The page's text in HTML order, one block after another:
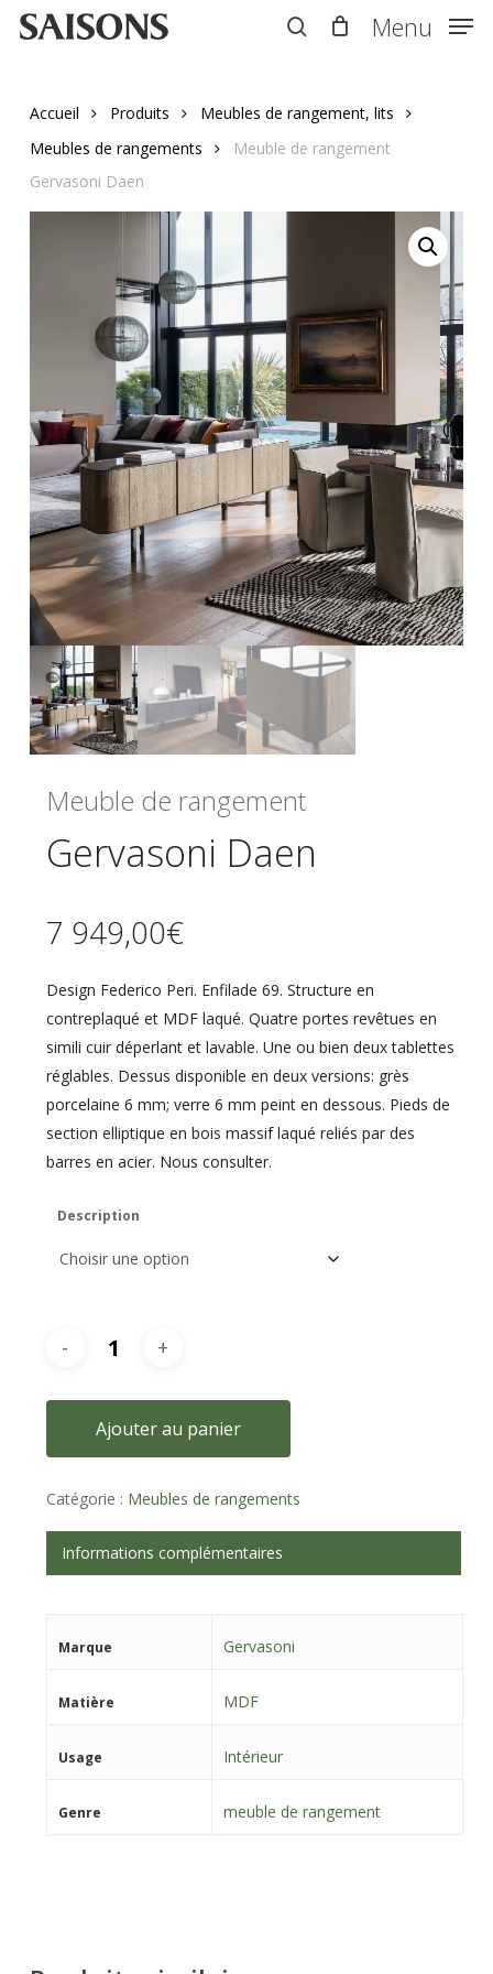
Skip
Menu
Accueil Produits
Meubles de rangement, lits
Meubles de rangements
Meuble de rangement
Gervasoni Daen
Meuble de rangement
Gervasoni Daen
7 949,00€
Design Federico Peri. Enfilade 69. Structure en
contreplaqué et MDF laqué. Quatre portes revêtues en
simili cuir déperlant et lavable. Une ou bien deux tablettes
réglables. Dessus disponible en deux versions: grès
porcelaine 6 mm; verre 6 mm peint en dessous. Pieds de
section elliptique en bois massif laqué reliés par des
barres en acier. Nous consulter.
Description
Ajouter au panier
Catégorie : Meubles de rangements
Informations complémentaires
Marque Gervasoni
Matière MDF
Usage Intérieur
Genre meuble de rangement